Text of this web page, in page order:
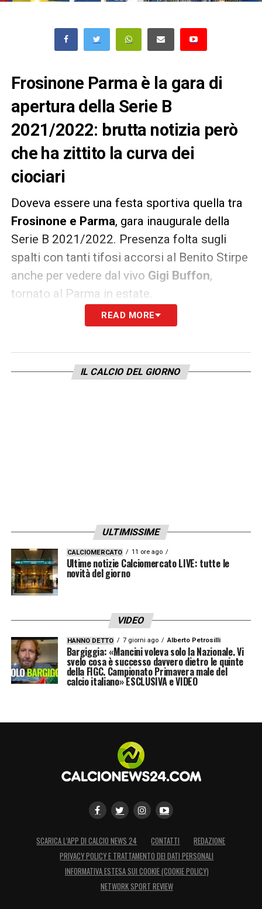
Frosinone Parma è la gara di
apertura della Serie B
2021/2022: brutta notizia però
che ha zittito la curva dei
ciociari
Doveva essere una festa sportiva quella tra
Frosinone e Parma, gara inaugurale della
Serie B 2021/2022. Presenza folta sugli
spalti con tanti tifosi accorsi al Benito Stirpe
anche per vedere dal vivo Gigi Buffon,
tornato al Parma in estate.
Sky Sport, però, la festa viene
Frosinone ha smesso di cantare in segno di
READ MORE
IL CALCIO DEL GIORNO
ULTIMISSIME
CALCIOMERCATO 11 ore ago
Ultime notizie Calciomercato LIVE: tutte le
novità del giorno
VIDEO
HANNO DETTO 7 giorni ago Alberto Petrosilli
Bargiggia: «Mancini voleva solo la Nazionale. Vi
svelo cosa è successo davvero dietro le quinte
della FIGC. Campionato Primavera male del
calcio italiano» ESCLUSIVA e VIDEO
SCARICA L’APP DI CALCIO NEWS 24 CONTATTI
REDAZIONE
PRIVACY POLICY E TRATTAMENTO DEI DATI PERSONALI
INFORMATIVA ESTESA SUI COOKIE (COOKIE POLICY)
NETWORK SPORT REVIEW